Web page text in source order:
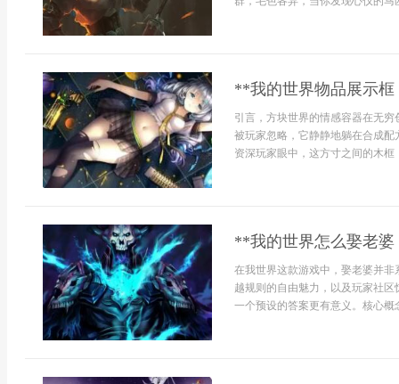
**我的世界物品展示
引言，方块世界的情感容器在无
被玩家忽略，它静静地躺在合成
资深玩家眼中，这方寸之间的木
**我的世界怎么娶老
在我世界这款游戏中，娶老婆并
越规则的自由魅力，以及玩家社
一个预设的答案更有意义。核心概